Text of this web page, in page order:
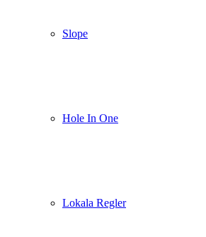
Slope
Hole In One
Lokala Regler